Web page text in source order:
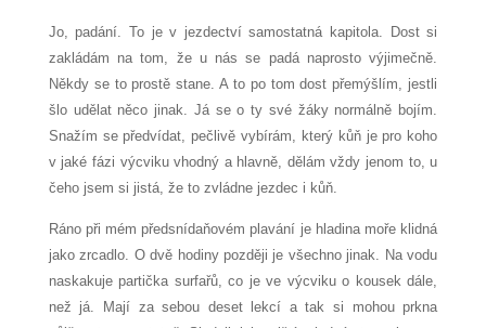
Jo, padání. To je v jezdectví samostatná kapitola. Dost si
zakládám na tom, že u nás se padá naprosto výjimečně.
Někdy se to prostě stane. A to po tom dost přemýšlím, jestli
šlo udělat něco jinak. Já se o ty své žáky normálně bojím.
Snažím se předvídat, pečlivě vybírám, který kůň je pro koho
v jaké fázi výcviku vhodný a hlavně, dělám vždy jenom to, u
čeho jsem si jistá, že to zvládne jezdec i kůň.
Ráno při mém předsnídaňovém plavání je hladina moře klidná
jako zrcadlo. O dvě hodiny později je všechno jinak. Na vodu
naskakuje partička surfařů, co je ve výcviku o kousek dále,
než já. Mají za sebou deset lekcí a tak si mohou prkna